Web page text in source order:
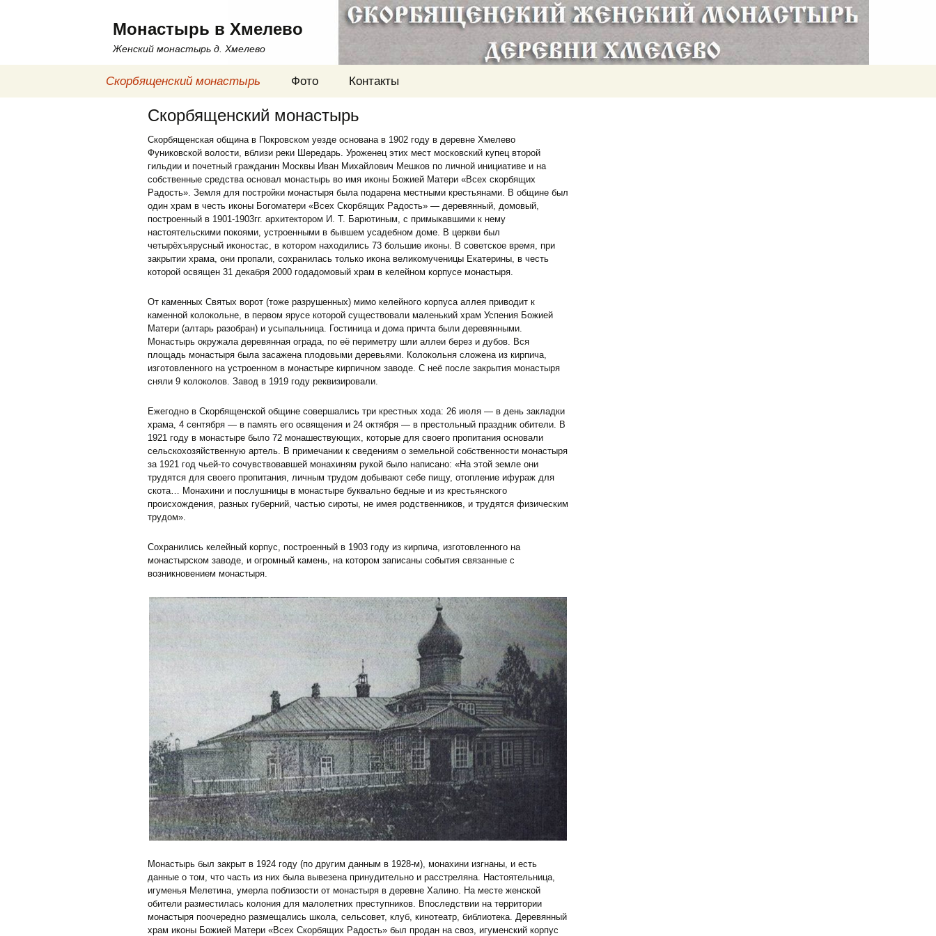
Монастырь в Хмелево
Женский монастырь д. Хмелево
Скорбященский монастырь Фото Контакты
Скорбященский монастырь
Скорбященская община в Покровском уезде основана в 1902 году в деревне Хмелево
Фуниковской волости, вблизи реки Шередарь. Уроженец этих мест московский купец второй
гильдии и почетный гражданин Москвы Иван Михайлович Мешков по личной инициативе и на
собственные средства основал монастырь во имя иконы Божией Матери «Всех скорбящих
Радость». Земля для постройки монастыря была подарена местными крестьянами. В общине был
один храм в честь иконы Богоматери «Всех Скорбящих Радость» — деревянный, домовый,
построенный в 1901-1903гг. архитектором И. Т. Барютиным, с примыкавшими к нему
настоятельскими покоями, устроенными в бывшем усадебном доме. В церкви был
четырёхъярусный иконостас, в котором находились 73 большие иконы. В советское время, при
закрытии храма, они пропали, сохранилась только икона великомученицы Екатерины, в честь
которой освящен 31 декабря 2000 годадомовый храм в келейном корпусе монастыря.
От каменных Святых ворот (тоже разрушенных) мимо келейного корпуса аллея приводит к
каменной колокольне, в первом ярусе которой существовали маленький храм Успения Божией
Матери (алтарь разобран) и усыпальница. Гостиница и дома причта были деревянными.
Монастырь окружала деревянная ограда, по её периметру шли аллеи берез и дубов. Вся
площадь монастыря была засажена плодовыми деревьями. Колокольня сложена из кирпича,
изготовленного на устроенном в монастыре кирпичном заводе. С неё после закрытия монастыря
сняли 9 колоколов. Завод в 1919 году реквизировали.
Ежегодно в Скорбященской общине совершались три крестных хода: 26 июля — в день закладки
храма, 4 сентября — в память его освящения и 24 октября — в престольный праздник обители. В
1921 году в монастыре было 72 монашествующих, которые для своего пропитания основали
сельскохозяйственную артель. В примечании к сведениям о земельной собственности монастыря
за 1921 год чьей-то сочувствовавшей монахиням рукой было написано: «На этой земле они
трудятся для своего пропитания, личным трудом добывают себе пищу, отопление ифураж для
скота… Монахини и послушницы в монастыре буквально бедные и из крестьянского
происхождения, разных губерний, частью сироты, не имея родственников, и трудятся физическим
трудом».
Сохранились келейный корпус, построенный в 1903 году из кирпича, изготовленного на
монастырском заводе, и огромный камень, на котором записаны события связанные с
возникновением монастыря.
Монастырь был закрыт в 1924 году (по другим данным в 1928-м), монахини изгнаны, и есть
данные о том, что часть из них была вывезена принудительно и расстреляна. Настоятельница,
игуменья Мелетина, умерла поблизости от монастыря в деревне Халино. На месте женской
обители разместилась колония для малолетних преступников. Впоследствии на территории
монастыря поочередно размещались школа, сельсовет, клуб, кинотеатр, библиотека. Деревянный
храм иконы Божией Матери «Всех Скорбящих Радость» был продан на своз, игуменский корпус